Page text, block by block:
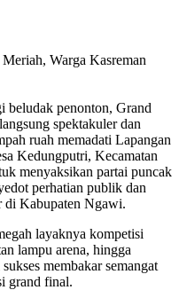
beludak penonton, Grand
spektakuler dan
ruah memadati Lapangan
Kedungputri, Kecamatan
menyaksikan partai puncak
perhatian publik dan
di Kabupaten Ngawi.
layaknya kompetisi
lampu arena, hingga
membakar semangat
grand final.